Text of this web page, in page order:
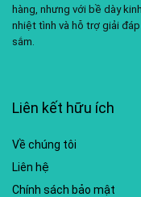
hàng, nhưng với bề dày
nhiệt tình và hỗ trợ giải
sắm.
Liên kết hữu ích
Về chúng tôi
Liên hệ
Chính sách bảo mật